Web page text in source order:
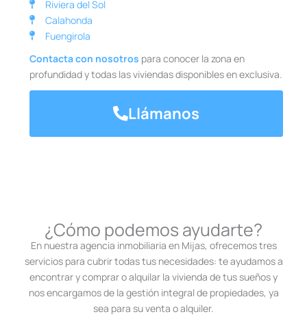
Riviera del Sol
Calahonda
Fuengirola
Contacta con nosotros para conocer la zona en
profundidad y todas las viviendas disponibles en exclusiva.
Llámanos
¿Cómo podemos ayudarte?
En nuestra agencia inmobiliaria en Mijas, ofrecemos tres
servicios para cubrir todas tus necesidades: te ayudamos a
encontrar y comprar o alquilar la vivienda de tus sueños y
nos encargamos de la gestión integral de propiedades, ya
sea para su venta o alquiler.